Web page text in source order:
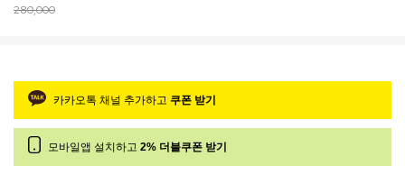
280,000
카카오톡 채널 추가하고 쿠폰 받기
모바일앱 설치하고 2% 더블쿠폰 받기